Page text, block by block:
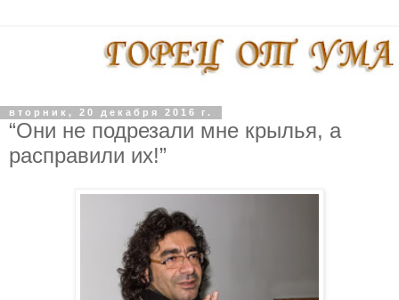
вторник, 20 декабря 2016 г.
“Они не подрезали мне крылья, а
расправили их!”